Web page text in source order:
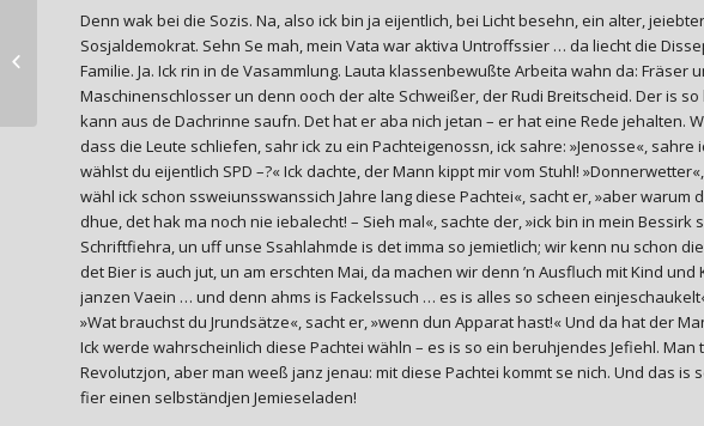
Denn wak bei die Sozis. Na, also ick bin ja eijentlich, bei Licht besehn, ein alter, jeiebter
Sosjaldemokrat. Sehn Se mah, mein Vata war aktiva Untroffssier … da liecht die
Familie. Ja. Ick rin in de Vasammlung. Lauta klassenbewußte Arbeita wahn da: Fräser
Maschinenschlosser un denn ooch der alte Schweißer, der Rudi Breitscheid. Der is so
kann aus de Dachrinne saufn. Det hat er aba nich jetan – er hat eine Rede jehalten.
dass die Leute schliefen, sahr ick zu ein Pachteigenossn, ick sahre: »Jenosse«, sahre
wählst du eijentlich SPD –?« Ick dachte, der Mann kippt mir vom Stuhl!
wähl ick schon ssweiunsswanssich Jahre lang diese Pachtei«, sacht er, »aber warum
dhue, det hak ma noch nie iebalecht! – Sieh mal«, sachte der, »ick bin in mein Bessirk
Schriftfiehra, un uff unse Ssahlahmde is det imma so jemietlich; wir kenn nu schon
det Bier is auch jut, un am erschten Mai, da machen wir denn ’n Ausfluch mit Kind und
janzen Vaein … und denn ahms is Fackelssuch … es is alles so scheen
»Wat brauchst du Jrundsätze«, sacht er, »wenn dun Apparat hast!« Und da hat der
Ick werde wahrscheinlich diese Pachtei wähln – es is so ein beruhjendes Jefiehl. Man
Revolutzjon, aber man weeß janz jenau: mit diese Pachtei kommt se nich. Und das is
fier einen selbständjen Jemieseladen!
SPD Haimhausen
startet
Landtagswahlkampf